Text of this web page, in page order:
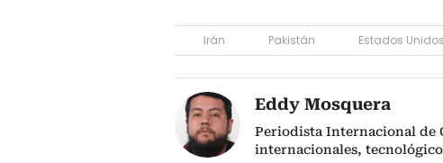
Irán Pakistán Estados Unidos
Eddy Mosquera
Periodista Internacional de
internacionales,